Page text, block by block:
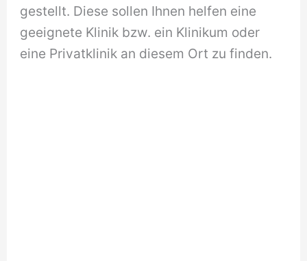
gestellt. Diese sollen Ihnen helfen eine
geeignete Klinik bzw. ein Klinikum oder
eine Privatklinik an diesem Ort zu finden.